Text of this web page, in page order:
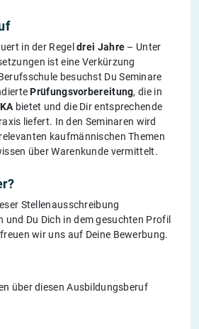
in der Regeldrei Jahre – Unter
ist eine Verkürzung
besuchst Du Seminare
Prüfungsvorbereitung, die in
bietet und die Dir entsprechende
liefert. In den Seminaren wird
kaufmännischen Themen
über Warenkunde vermittelt.
Stellenausschreibung
und Du Dich in dem gesuchten Profil
wir uns auf Deine Bewerbung.
über diesen Ausbildungsberuf